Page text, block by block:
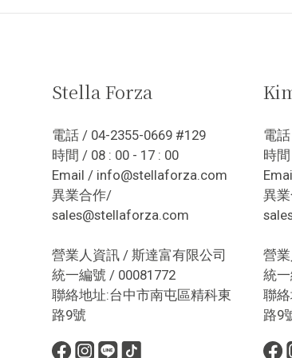
Stella Forza
電話 / 04-2355-0669 #129
時間 / 08 : 00 - 17 : 00
Email / info@stellaforza.com
異業合作/
sales@stellaforza.com
營業人資訊 / 斯達富有限公司
統一編號 / 00081772
聯絡地址:台中市南屯區精科東
路9號
電
時
異
營
統
聯
路9